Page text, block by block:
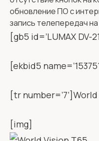
обновление ПО с
запись телепередач
[gb5 id=’LUMAX DV-
[ekbid5
[tr
[img]